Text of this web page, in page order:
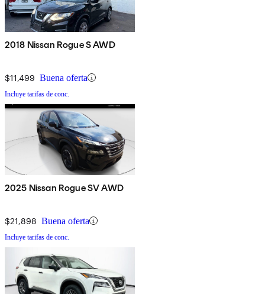
2018 Nissan Rogue S AWD
$11,499 Buena oferta
Incluye tarifas de conc.
2025 Nissan Rogue SV AWD
$21,898 Buena oferta
Incluye tarifas de conc.